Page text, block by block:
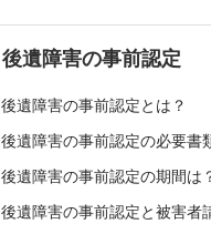
後遺障害の事前認定
後遺障害の事前認定とは？
後遺障害の事前認定の必要書
後遺障害の事前認定の期間は
後遺障害の事前認定と被害者